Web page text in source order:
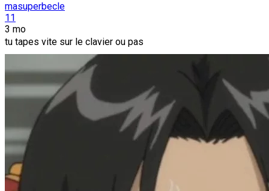
masuperbecle
11
3 mo
tu tapes vite sur le clavier ou pas